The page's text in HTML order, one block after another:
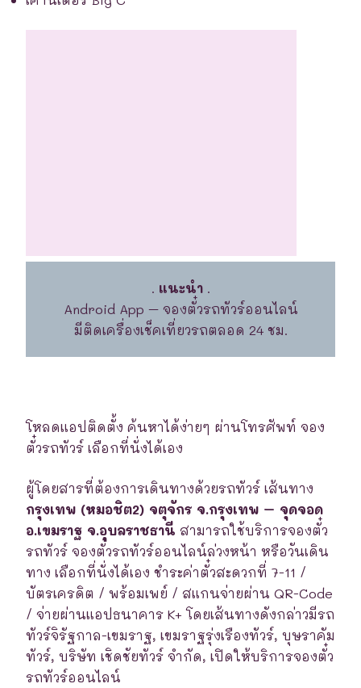
. แนะนำ.
Android App – จองตั๋วรถทัวร์ออนไลน์
มีติดเครื่องเช็คเที่ยวรถตลอด 24 ชม.
โหลดแอปติดตั้ง ค้นหาได้ง่ายๆ ผ่านโทรศัพท์ จอง
ตั๋วรถทัวร์ เลือกที่นั่งได้เอง
ผู้โดยสารที่ต้องการเดินทางด้วยรถทัวร์ เส้นทาง
กรุงเทพ (หมอชิต2) จตุจักร จ.กรุงเทพ – จุดจอด
อ.เขมราฐ จ.อุบลราชธานี สามารถใช้บริการจองตั๋ว
รถทัวร์ จองตั๋วรถทัวร์ออนไลน์ล่วงหน้า หรือวันเดิน
ทาง เลือกที่นั่งได้เอง ชำระค่าตั๋วสะดวกที่ 7-11 /
บัตรเครดิต / พร้อมเพย์ / สแกนจ่ายผ่าน QR-Code
/ จ่ายผ่านแอปธนาคาร K+ โดยเส้นทางดังกล่าวมีรถ
ทัวร์จิรัฐกาล-เขมราฐ, เขมราฐรุ่งเรืองทัวร์, บุษราคัม
ทัวร์, บริษัท เชิดชัยทัวร์ จำกัด, เปิดให้บริการจองตั๋ว
รถทัวร์ออนไลน์